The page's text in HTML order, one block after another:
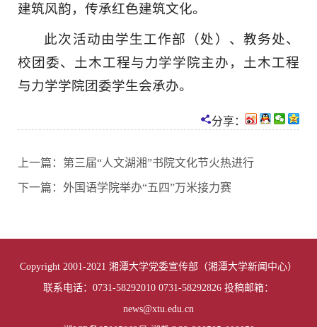
建筑风韵，传承红色建筑文化。
此次活动由学生工作部（处）、教务处、
校团委、土木工程与力学学院主办，土木工程
与力学学院团委学生会承办。
分享：
上一篇： 第三届“人文湖湘”书院文化节火热进行
下一篇： 外国语学院举办“五四”万米接力赛
Copyright 2001-2021 湘潭大学党委宣传部（湘潭大学新闻中心）
联系电话：0731-58292010 0731-58292826 投稿邮箱：
news@xtu.edu.cn